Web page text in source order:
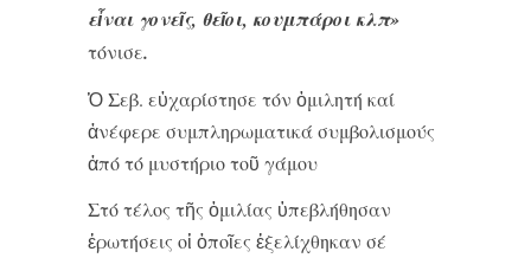
εἶναι γονεῖς, θεῖοι, κουμπάροι κλπ»
τόνισε.
Ὁ Σεβ. εὐχαρίστησε τόν ὁμιλητή καί
ἀνέφερε συμπληρωματικά συμβολισμούς
ἀπό τό μυστήριο τοῦ γάμου
Στό τέλος τῆς ὁμιλίας ὑπεβλήθησαν
ἐρωτήσεις οἱ ὁποῖες ἐξελίχθηκαν σέ